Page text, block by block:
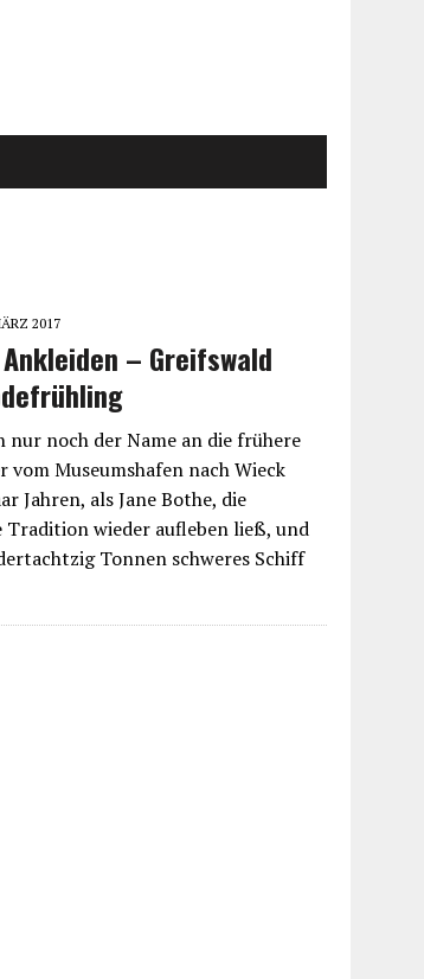
2017
– Greifswald
noch der Name an die frühere
Museumshafen nach Wieck
Jahren, als Jane Bothe, die
Tradition wieder aufleben ließ, und
Tonnen schweres Schiff